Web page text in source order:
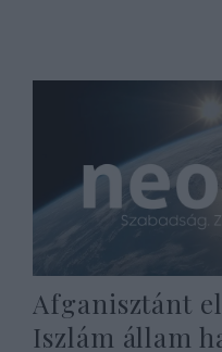
Afganisztánt
Iszlám állam